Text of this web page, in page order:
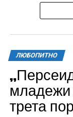
Всички
Райкович“,
свободен.
ЛЮБОПИТНО
младежи
трета